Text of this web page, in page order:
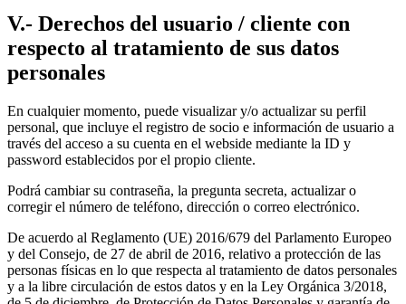
V.- Derechos del usuario / cliente con
respecto al tratamiento de sus datos
personales
En cualquier momento, puede visualizar y/o actualizar su perfil
personal, que incluye el registro de socio e información de usuario a
través del acceso a su cuenta en el webside mediante la ID y
password establecidos por el propio cliente.
Podrá cambiar su contraseña, la pregunta secreta, actualizar o
corregir el número de teléfono, dirección o correo electrónico.
De acuerdo al Reglamento (UE) 2016/679 del Parlamento Europeo
y del Consejo, de 27 de abril de 2016, relativo a protección de las
personas físicas en lo que respecta al tratamiento de datos personales
y a la libre circulación de estos datos y en la Ley Orgánica 3/2018,